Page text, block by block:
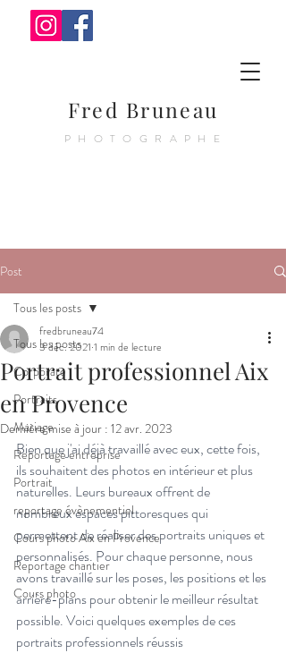
Fred Bruneau
PHOTOGRAPHE
Post
Tous les posts
Corporate
Portraits
Mariage
Reportage entreprise
Portrait
reportage évènementiel
Cours photo Aix en Provence
Reportage chantier
Cours photo
Tous les posts
Portrait professionnel Aix
en Provence
fredbruneau74
3 déc. 2021 1 min de lecture
Dernière mise à jour : 12 avr. 2023
Bien que j'ai déjà travaillé avec eux, cette fois,
ils souhaitent des photos en intérieur et plus
naturelles. Leurs bureaux offrent de
nombreux espaces pittoresques qui
permettent de réaliser des portraits uniques et
personnalisés. Pour chaque personne, nous
avons travaillé sur les poses, les positions et les
arrière-plans pour obtenir le meilleur résultat
possible. Voici quelques exemples de ces
portraits professionnels réussis